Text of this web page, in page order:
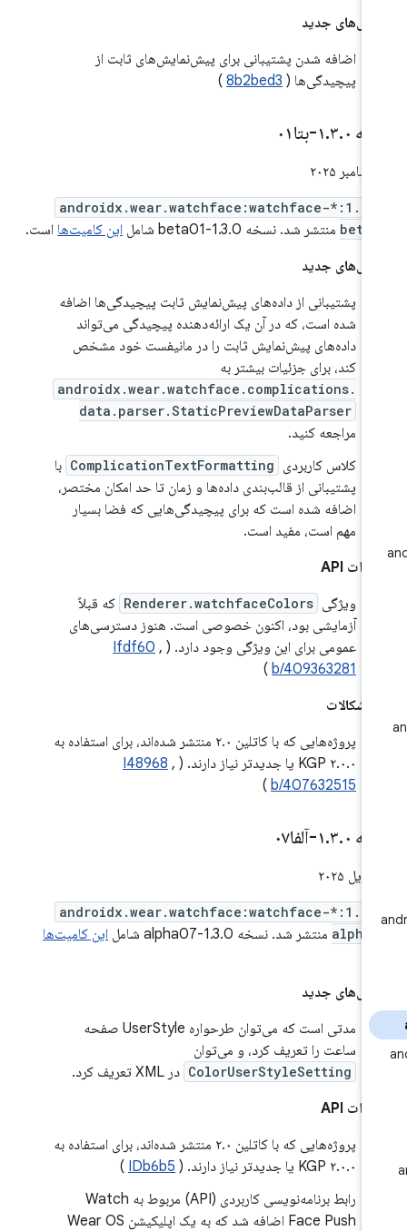
جدید
اضافه شدن پشتیبانی برای پیش‌نمایش‌های ثابت از
پیچیدگی‌ها ( 8b2bed3
)
.۳
androidx.wear.watchface:watchface-
منتشر شد. نسخه 1.3.0-beta01 شامل این کامیت‌هااست.
جدید
پشتیبانی از داده‌های پیش‌نمایش ثابت پیچیدگی‌ها اضافه
شده است، که در آن یک ارائه‌دهنده پیچیدگی می‌تواند
داده‌های پیش‌نمایش ثابت را در مانیفست خود مشخص
کند، برای جزئیات بیشتر به
androidx.wear.watchface.complications.
data.parser.StaticPreviewDataParser
مراجعه کنید.
کلاس کاربردی ComplicationTextFormatting با
پشتیبانی از قالب‌بندی داده‌ها و زمان تا حد امکان مختصر،
اضافه شده است که برای پیچیدگی‌هایی که فضا بسیار
مهم است، مفید است.
ویژگی Renderer.watchfaceColors که قبلاً
آزمایشی بود، اکنون خصوصی است. هنوز دسترسی‌های
عمومی برای این ویژگی وجود دارد. ( Ifdf60,
b/409363281
)
اشکالات
پروژه‌هایی که با کاتلین ۲.۰ منتشر شده‌اند، برای استفاده به
KGP ۲.۰.۰ یا جدیدتر نیاز دارند. (
I48968,
b/407632515
)
.۳
androidx.wear.watchface:watchface-
منتشر شد. نسخه 1.3.0-alpha07 شامل
این کامیت‌ها
جدید
مدتی است که می‌توان طرحواره UserStyle صفحه
ساعت را تعریف کرد، و می‌توان
ColorUserStyleSetting در XML تعریف کرد.
پروژه‌هایی که با کاتلین ۲.۰ منتشر شده‌اند، برای استفاده به
KGP ۲.۰.۰ یا جدیدتر نیاز دارند. (
IDb6b5
)
رابط برنامه‌نویسی کاربردی (API) مربوط به Watch
Face Push اضافه شد که به یک اپلیکیشن Wear OS